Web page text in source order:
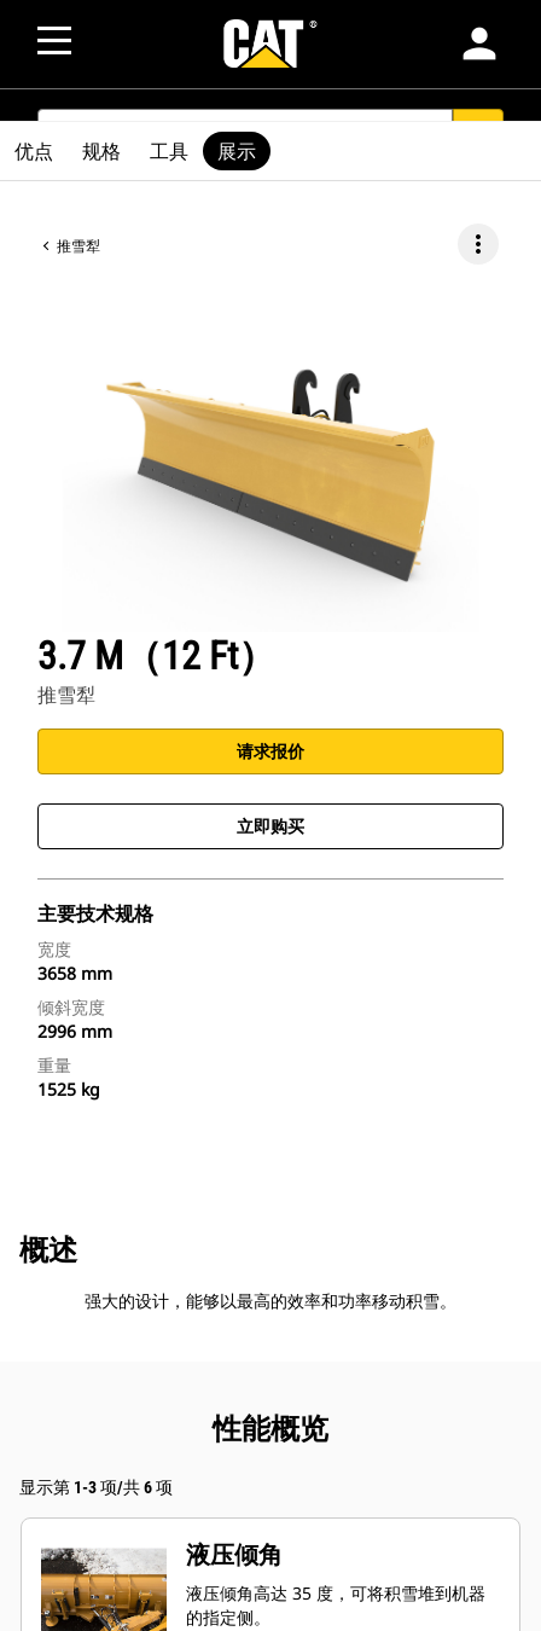
person
SEARCH
推雪犁 more_vert
3.7 M（12 Ft）
推雪犁
请求报价
立即购买
主要技术规格
宽度
3658 mm
倾斜宽度
2996 mm
重量
1525 kg
优点 规格 工具 展示
概述
强大的设计，能够以最高的效率和功率移动积雪。
性能概览
显示第 1-3 项/共 6 项
液压倾角
液压倾角高达 35 度，可将积雪堆到机器
的指定侧。